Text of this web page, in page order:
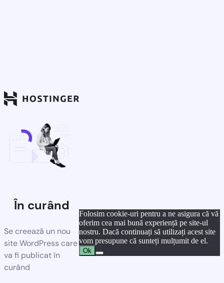
În curând
Se creează un nou
site WordPress care
va fi publicat în
curând
Folosim cookie-uri pentru a ne asigura că vă
oferim cea mai bună experiență pe site-ul
nostru. Dacă continuați să utilizați acest site
vom presupune că sunteți mulțumit de el.
Ok